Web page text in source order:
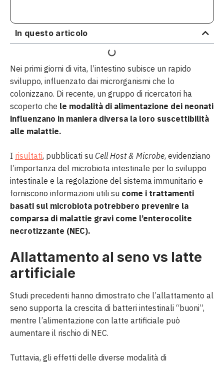
In questo articolo
Nei primi giorni di vita, l’intestino subisce un rapido
sviluppo, influenzato dai microrganismi che lo
colonizzano. Di recente, un gruppo di ricercatori ha
scoperto che le modalità di alimentazione dei neonati
influenzano in maniera diversa la loro suscettibilità
alle malattie.
I risultati, pubblicati su Cell Host & Microbe, evidenziano
l’importanza del microbiota intestinale per lo sviluppo
intestinale e la regolazione del sistema immunitario e
forniscono informazioni utili su come i trattamenti
basati sul microbiota potrebbero prevenire la
comparsa di malattie gravi come l’enterocolite
necrotizzante (NEC).
Allattamento al seno vs latte
artificiale
Studi precedenti hanno dimostrato che l’allattamento al
seno supporta la crescita di batteri intestinali “buoni”,
mentre l’alimentazione con latte artificiale può
aumentare il rischio di NEC.
Tuttavia, gli effetti delle diverse modalità di